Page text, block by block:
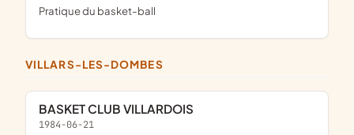
pratique du basket-ball
VILLARS-LES-DOMBES
BASKET CLUB VILLARDOIS
1984-06-21